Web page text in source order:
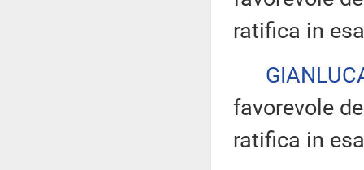
ratifica in
favorevole
ratifica in